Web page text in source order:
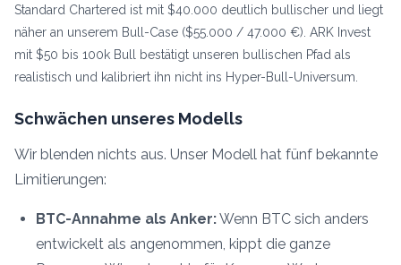
Standard Chartered ist mit $40.000 deutlich bullischer und liegt
näher an unserem Bull-Case ($55.000 / 47.000 €). ARK Invest
mit $50 bis 100k Bull bestätigt unseren bullischen Pfad als
realistisch und kalibriert ihn nicht ins Hyper-Bull-Universum.
Schwächen unseres Modells
Wir blenden nichts aus. Unser Modell hat fünf bekannte
Limitierungen:
BTC-Annahme als Anker:Wenn BTC sich anders
entwickelt als angenommen, kippt die ganze